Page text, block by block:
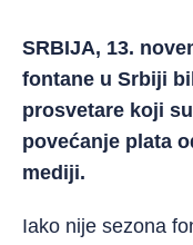
SRBIJA, 13.
fontane u Srbiji
prosvetare koji
povećanje plata
mediji.
Iako nije sezona